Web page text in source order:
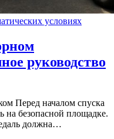
условиях
руководство
Перед началом спуска
на безопасной площадке.
должна…